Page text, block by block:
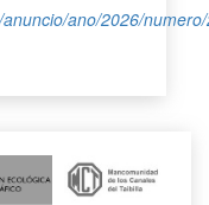
ano/2026/